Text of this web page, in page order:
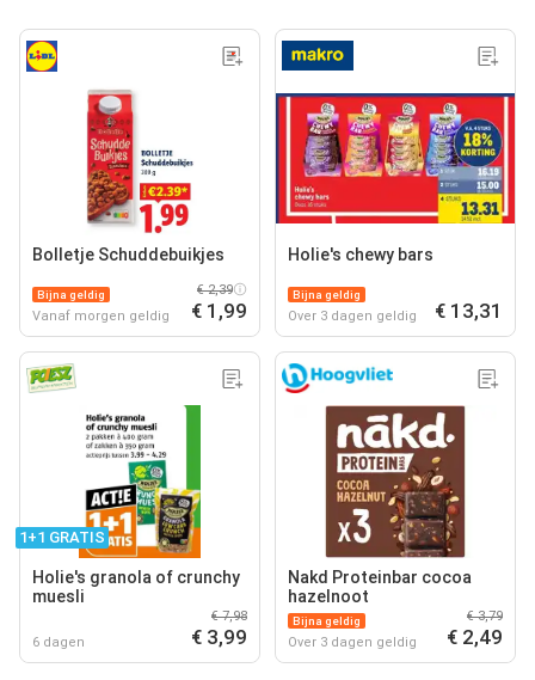
Bolletje Schuddebuikjes
Bijna geldig
Vanaf morgen geldig
€ 2,39
€ 1,99
Holie's chewy bars
Bijna geldig
Over 3 dagen geldig € 13,31
1+1 GRATIS
Holie's granola of crunchy
muesli
6 dagen
€ 7,98
€ 3,99
Nakd Proteinbar cocoa
hazelnoot
Bijna geldig
Over 3 dagen geldig
€ 3,79
€ 2,49